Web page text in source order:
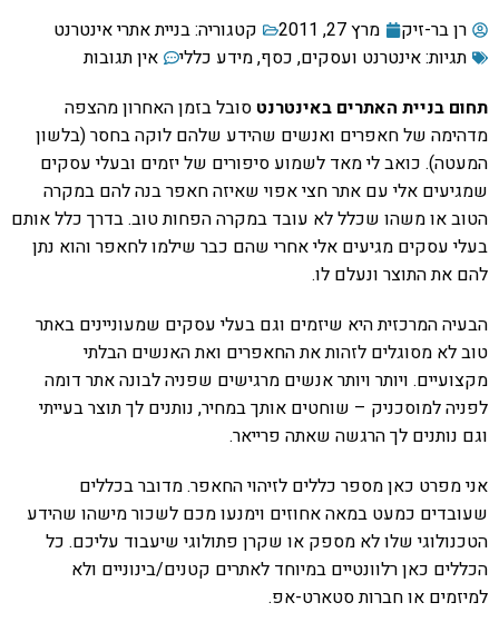
רן בר-זיק מרץ 27, 2011 קטגוריה:בניית אתרי אינטרנט
תגיות:אינטרנט ועסקים, כסף,מידע כללי
אין תגובות
תחום בניית האתרים באינטרנט סובל בזמן האחרון מהצפה
מדהימה של חאפרים ואנשים שהידע שלהם לוקה בחסר (בלשון
המעטה). כואב לי מאד לשמוע סיפורים של יזמים ובעלי עסקים
שמגיעים אלי עם אתר חצי אפוי שאיזה חאפר בנה להם במקרה
הטוב או משהו שכלל לא עובד במקרה הפחות טוב. בדרך כלל אותם
בעלי עסקים מגיעים אלי אחרי שהם כבר שילמו לחאפר והוא נתן
להם את התוצר ונעלם לו.
הבעיה המרכזית היא שיזמים וגם בעלי עסקים שמעוניינים באתר
טוב לא מסוגלים לזהות את החאפרים ואת האנשים הבלתי
מקצועיים. ויותר ויותר אנשים מרגישים שפניה לבונה אתר דומה
לפניה למוסכניק – שוחטים אותך במחיר, נותנים לך תוצר בעייתי
וגם נותנים לך הרגשה שאתה פרייאר.
אני מפרט כאן מספר כללים לזיהוי החאפר. מדובר בכללים
שעובדים כמעט במאה אחוזים וימנעו מכם לשכור מישהו שהידע
הטכנולוגי שלו לא מספק או שקרן פתולוגי שיעבוד עליכם. כל
הכללים כאן רלוונטיים במיוחד לאתרים קטנים/בינוניים ולא
למיזמים או חברות סטארט-אפ.